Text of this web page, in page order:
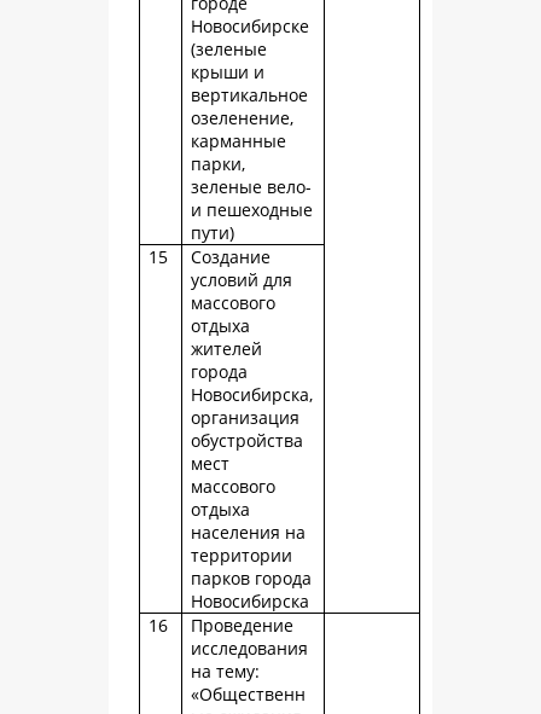
Новосибирске
(зеленые
крыши и
вертикальное
озеленение,
карманные
парки,
зеленые вело-
и пешеходные
пути)
15
Создание
условий для
массового
отдыха
жителей
города
Новосибирска,
организация
обустройства
мест
массового
отдыха
населения на
территории
парков города
Новосибирска
16
Проведение
исследования
на тему:
«Общественн